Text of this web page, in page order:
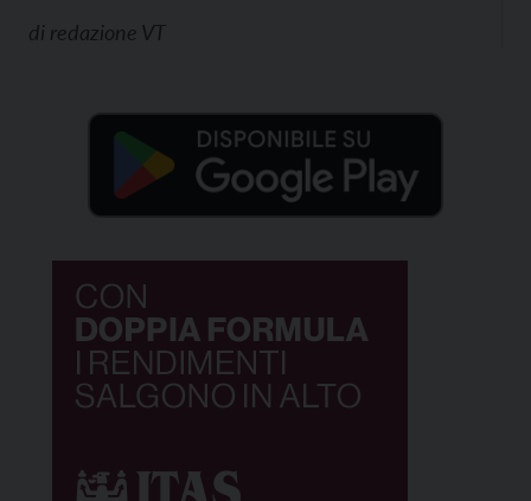
di redazione VT